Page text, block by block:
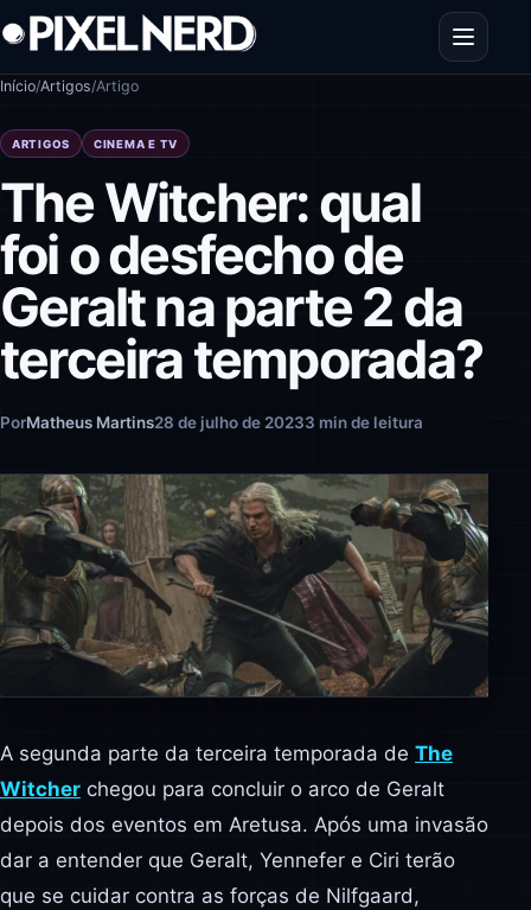
Pular para o conteúdo
Abrir
Início/Artigos/Artigo
ARTIGOS CINEMA E TV
The Witcher: qual
foi o desfecho de
Geralt na parte 2 da
terceira temporada?
PorMatheus Martins28 de julho de 20233 min de leitura
A segunda parte da terceira temporada de The
Witcher chegou para concluir o arco de Geralt
depois dos eventos em Aretusa. Após uma invasão
dar a entender que Geralt, Yennefer e Ciri terão
que se cuidar contra as forças de Nilfgaard,